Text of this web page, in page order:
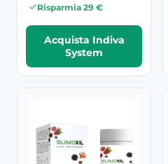
Risparmia 29 €
Acquista Indiva
System